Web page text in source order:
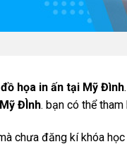
họa in ấn tại Mỹ Đình
ĐÌnh. bạn có thể
chưa đăng kí khóa